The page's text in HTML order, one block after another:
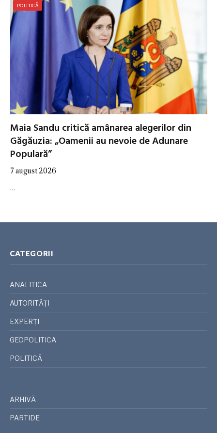
POLITICĂ
Maia Sandu critică amânarea alegerilor din
Găgăuzia: „Oamenii au nevoie de Adunare
Populară”
7 august 2026
…
CATEGORII
ANALITICA
AUTORITĂȚI
EXPERȚI
GEOPOLITICA
POLITICĂ
ARHIVĂ
PARTIDE